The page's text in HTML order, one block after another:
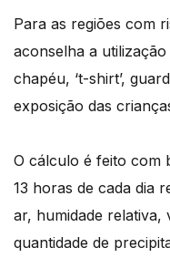
Para as regiões com
aconselha a
chapéu, ‘t-shirt’,
exposição das
O cálculo é feito com
13 horas de cada dia
ar, humidade relativa,
quantidade de